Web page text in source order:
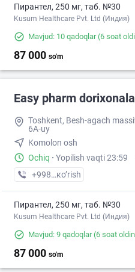
Пирантел, 250 мг, таб. №30
Kusum Healthcare Pvt. Ltd (Индия)
Mavjud: 10 qadoqlar(6 soat
87 000 so'm
Easy pharm
Toshkent, Besh-agach
6A-uy
Komolon osh
Ochiq · Yopilish vaqti 23:59
+998 (71) XXX-XX-XX
кo’rish
Пирантел, 250 мг, таб. №30
Kusum Healthcare Pvt. Ltd (Индия)
Mavjud: 9 qadoqlar(6 soat
87 000 so'm